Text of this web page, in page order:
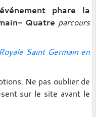
phare la
Quatre parcours
Saint Germain en
Ne pas oublier de
sur le site avant le